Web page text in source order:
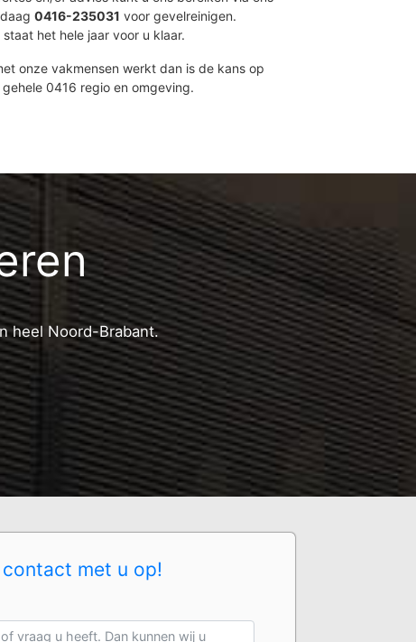
0416-235031 voor gevelreinigen.
het hele jaar voor u klaar.
onze vakmensen werkt dan is de kans op
0416 regio en omgeving.
heel Noord-Brabant.
met u op!